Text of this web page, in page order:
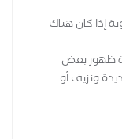
إذا كان هناك
ظهور بعض
ونزيف أو